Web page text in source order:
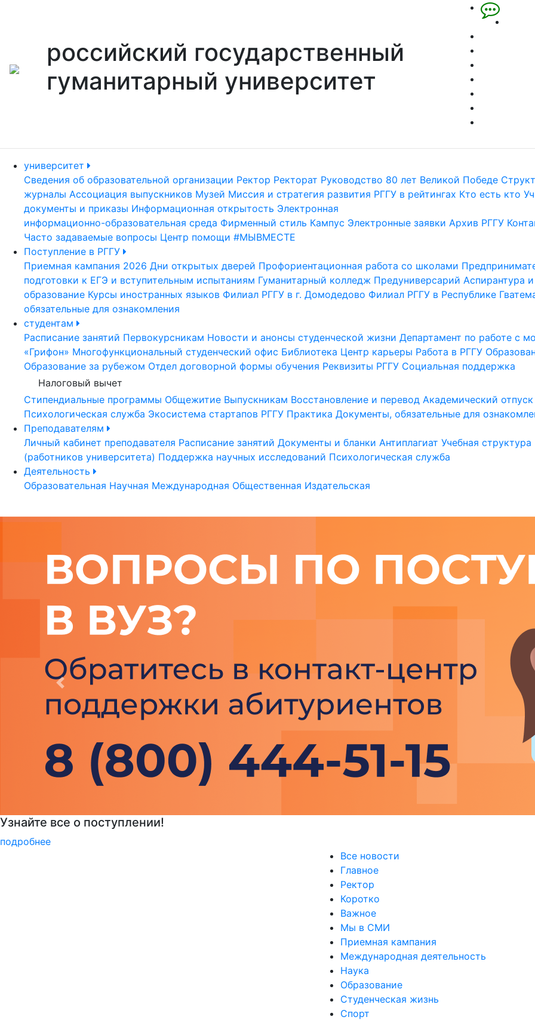
российский государственный
гуманитарный университет
университет
Сведения об образовательной организации Ректор Ректорат Руководство 80 лет Великой Победе
журналы Ассоциация выпускников Музей Миссия и стратегия развития РГГУ в рейтингах Кто есть кто
документы и приказы Информационная открытость Электронная
информационно-образовательная среда Фирменный стиль Кампус Электронные заявки Архив РГГУ
Часто задаваемые вопросы Центр помощи #МЫВМЕСТЕ
Поступление в РГГУ
Приемная кампания 2026 Дни открытых дверей Профориентационная работа со школами
подготовки к ЕГЭ и вступительным испытаниям Гуманитарный колледж Предуниверсарий Аспирантура
образование Курсы иностранных языков Филиал РГГУ в г. Домодедово Филиал РГГУ в Республике
обязательные для ознакомления
студентам
Расписание занятий Первокурсникам Новости и анонсы студенческой жизни Департамент по работе с
«Грифон» Многофункциональный студенческий офис Библиотека Центр карьеры Работа в РГГУ
Образование за рубежом Отдел договорной формы обучения Реквизиты РГГУ Социальная поддержка
Налоговый вычет
Стипендиальные программы Общежитие Выпускникам Восстановление и перевод Академический отпуск
Психологическая служба Экосистема стартапов РГГУ Практика Документы, обязательные для
Преподавателям
Личный кабинет преподавателя Расписание занятий Документы и бланки Антиплагиат Учебная структура
(работников университета) Поддержка научных исследований Психологическая служба
Деятельность
Образовательная Научная Международная Общественная Издательская
Курсы немецкого языка
подробнее
Previous
Все новости
Главное
Ректор
Коротко
Важное
Мы в СМИ
Приемная кампания
Международная деятельность
Наука
Образование
Студенческая жизнь
Спорт